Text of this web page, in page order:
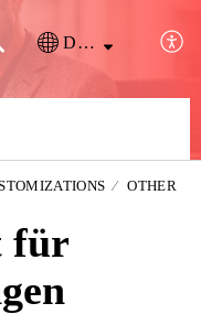
Deutsch
OTHER
für